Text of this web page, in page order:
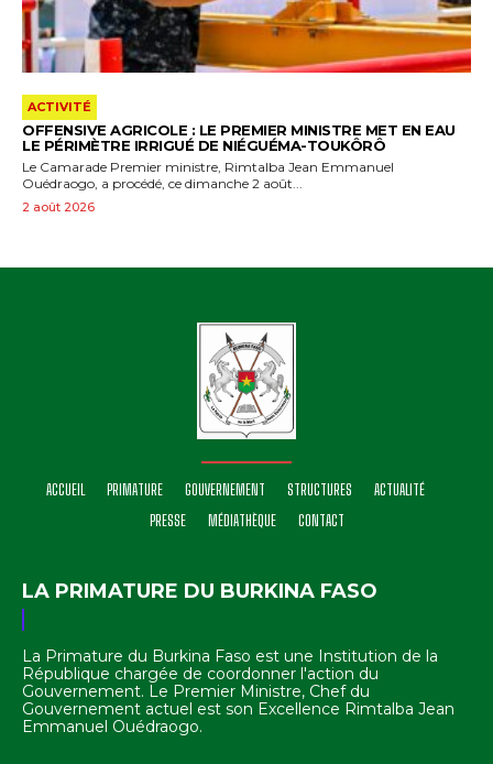
ACTIVITÉ
OFFENSIVE AGRICOLE : LE PREMIER MINISTRE MET EN EAU
LE PÉRIMÈTRE IRRIGUÉ DE NIÉGUÉMA-TOUKÔRÔ
Le Camarade Premier ministre, Rimtalba Jean Emmanuel
Ouédraogo, a procédé, ce dimanche 2 août...
2 août 2026
ACCUEIL PRIMATURE GOUVERNEMENT STRUCTURES
ACTUALITÉ
PRESSE
MÉDIATHÈQUE CONTACT
LA PRIMATURE DU BURKINA FASO
La Primature du Burkina Faso est une Institution de la
République chargée de coordonner l'action du
Gouvernement. Le Premier Ministre, Chef du
Gouvernement actuel est son Excellence Rimtalba Jean
Emmanuel Ouédraogo.